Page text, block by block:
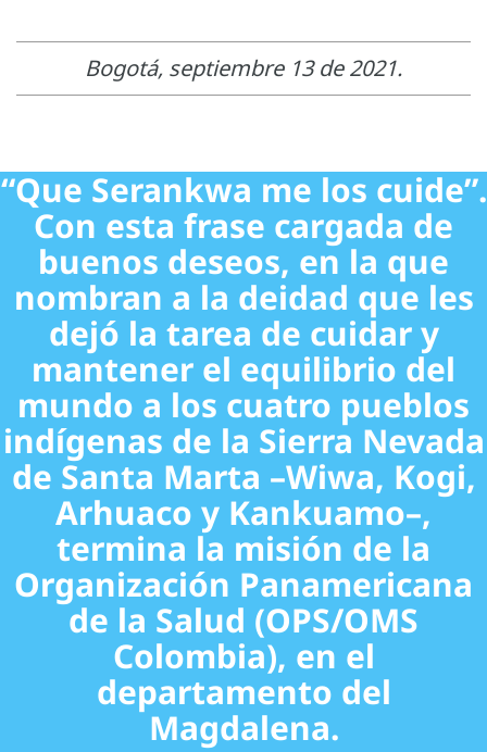
Bogotá, septiembre 13 de 2021.
“Que Serankwa me los cuide”.
Con esta frase cargada de
buenos deseos, en la que
nombran a la deidad que les
dejó la tarea de cuidar y
mantener el equilibrio del
mundo a los cuatro pueblos
indígenas de la Sierra Nevada
de Santa Marta –Wiwa, Kogi,
Arhuaco y Kankuamo–,
termina la misión de la
Organización Panamericana
de la Salud (OPS/OMS
Colombia), en el
departamento del
Magdalena.